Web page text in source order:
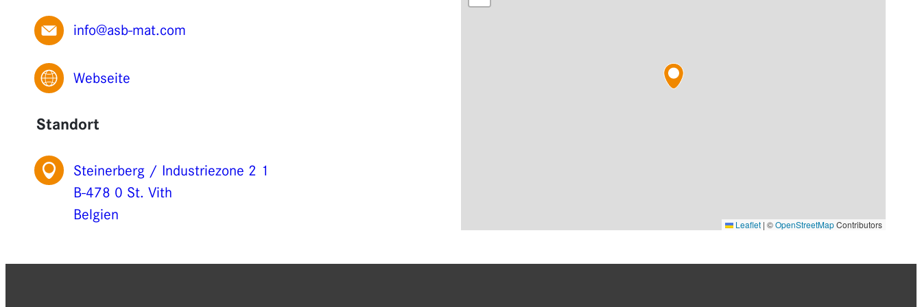
info@asb-mat.com
Webseite
Standort
Steinerberg / Industriezone 2 1
B-478 0 St. Vith
Belgien
Leaflet | ©OpenStreetMapContributors